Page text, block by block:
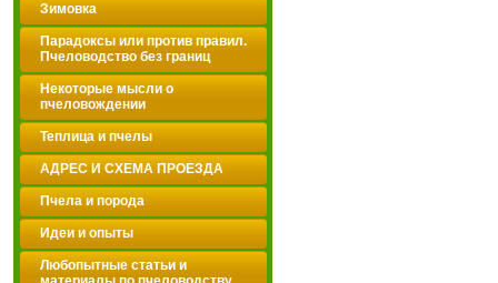
Зимовка
Парадоксы или против правил.
Пчеловодство без границ
Некоторые мысли о
пчеловождении
Теплица и пчелы
АДРЕС И СХЕМА ПРОЕЗДА
Пчела и порода
Идеи и опыты
Любопытные статьи и